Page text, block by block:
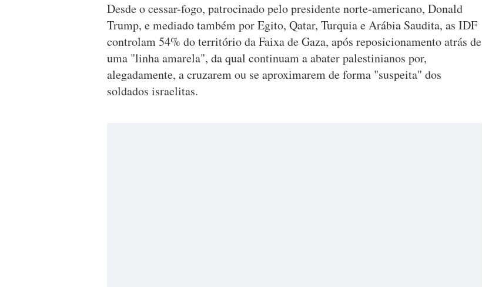
Desde o cessar-fogo, patrocinado pelo presidente norte-americano, Donald
Trump, e mediado também por Egito, Qatar, Turquia e Arábia Saudita, as IDF
controlam 54% do território da Faixa de Gaza, após reposicionamento atrás de
uma "linha amarela", da qual continuam a abater palestinianos por,
alegadamente, a cruzarem ou se aproximarem de forma "suspeita" dos
soldados israelitas.